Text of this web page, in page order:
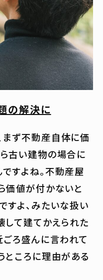
の解決に
ず不動産自体に価
古い建物の場合に
すよね。不動産屋
価値が付かないと
すよ、みたいな扱い
して建てかえられた
ごろ盛んに言われて
ところに理由がある